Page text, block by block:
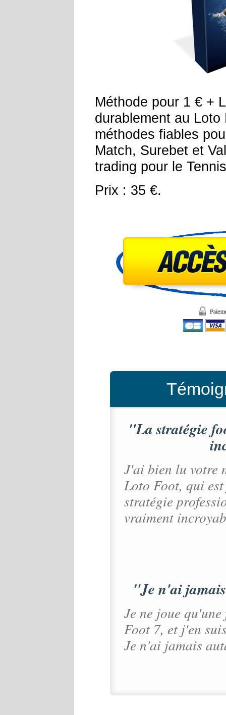
Méthode pour 1 € +
durablement au
méthodes fiables
Match, Surebet et
trading pour le
Prix : 35 €.
"La stratégie
J'ai bien lu votre
Loto Foot, qui
stratégie
vraiment
"Je n'ai
Je ne joue
Foot 7, et j'en
Je n'ai jamais